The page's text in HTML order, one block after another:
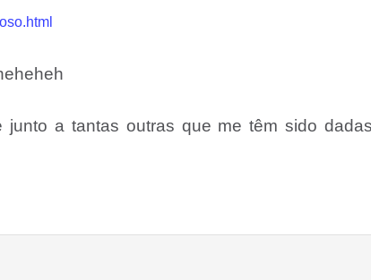
junto a tantas outras que me têm sido